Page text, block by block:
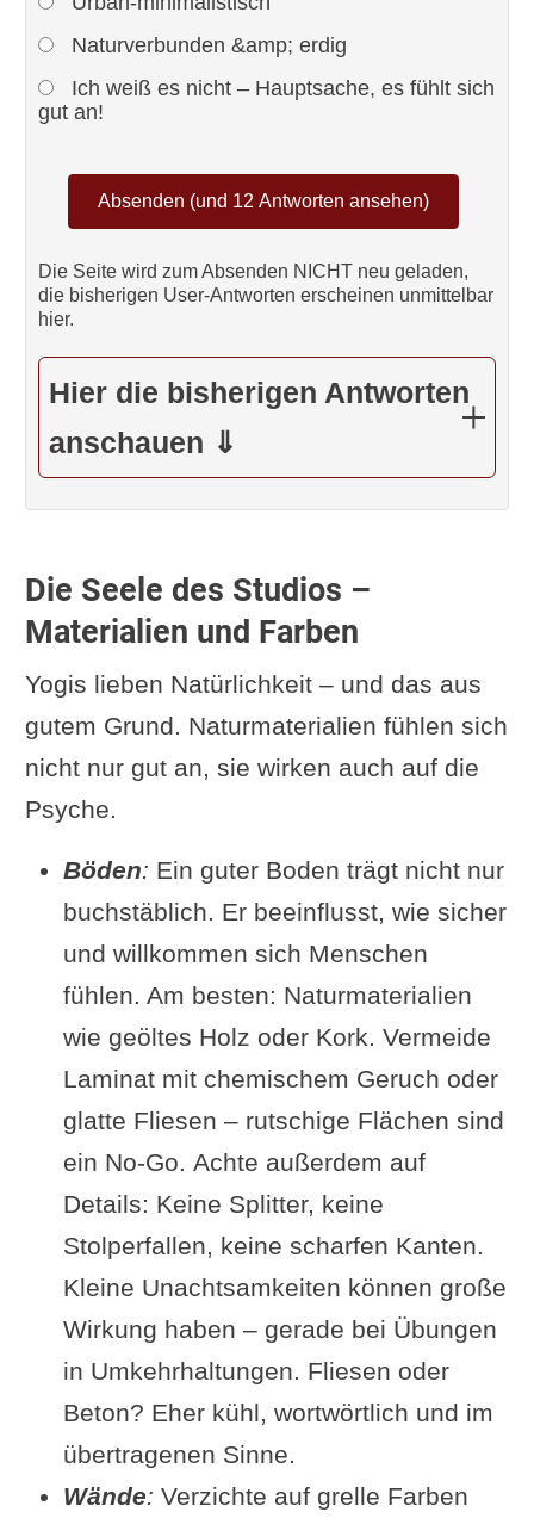
Naturverbunden &amp; erdig
Ich weiß es nicht – Hauptsache, es fühlt sich
gut an!
Die Seite wird zum Absenden NICHT neu geladen,
die bisherigen User-Antworten erscheinen unmittelbar
hier.
Hier die bisherigen Antworten
anschauen ⇓
Die Seele des Studios –
Materialien und Farben
Yogis lieben Natürlichkeit – und das aus
gutem Grund. Naturmaterialien fühlen sich
nicht nur gut an, sie wirken auch auf die
Psyche.
Böden: Ein guter Boden trägt nicht nur
buchstäblich. Er beeinflusst, wie sicher
und willkommen sich Menschen
fühlen. Am besten: Naturmaterialien
wie geöltes Holz oder Kork. Vermeide
Laminat mit chemischem Geruch oder
glatte Fliesen – rutschige Flächen sind
ein No-Go. Achte außerdem auf
Details: Keine Splitter, keine
Stolperfallen, keine scharfen Kanten.
Kleine Unachtsamkeiten können große
Wirkung haben – gerade bei Übungen
in Umkehrhaltungen. Fliesen oder
Beton? Eher kühl, wortwörtlich und im
übertragenen Sinne.
Wände: Verzichte auf grelle Farben